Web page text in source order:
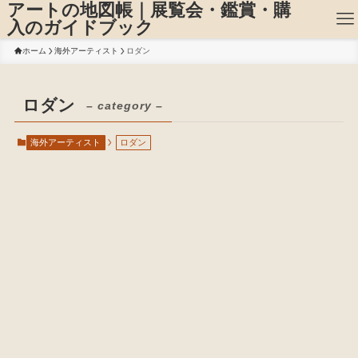
アートの地図帳｜展覧会・鑑賞・購
入のガイドブック
ホーム 海外アーティスト ロダン
ロダン – category –
海外アーティスト ロダン